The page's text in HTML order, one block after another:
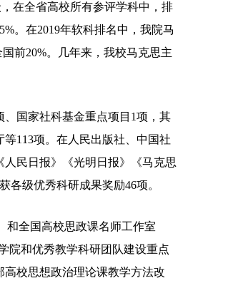
在全省高校所有参评学科中，排
。在2019年软科排名中，我院马
前20%。几年来，我校马克思主
、国家社科基金重点项目1项，其
113项。在人民出版社、中国社
民日报》《光明日报》《马克思
各级优秀科研成果奖励46项。
和全国高校思政课名师工作室
院和优秀教学科研团队建设重点
校思想政治理论课教学方法改